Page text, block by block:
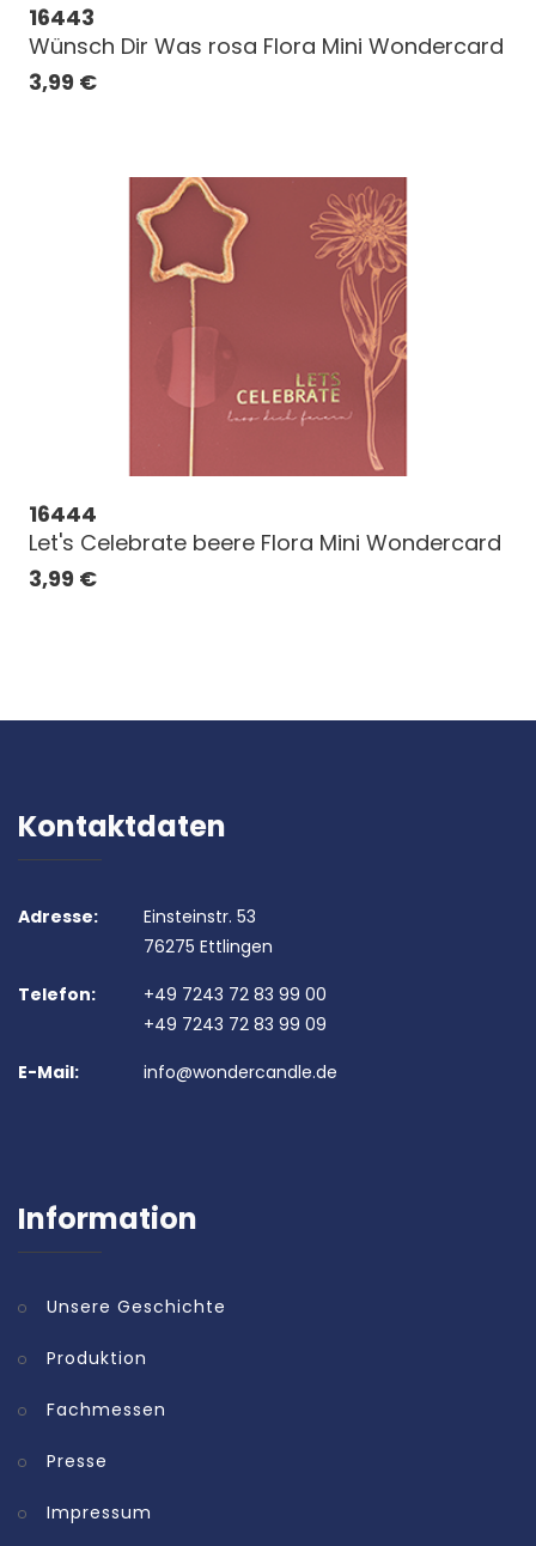
16443
Wünsch Dir Was rosa Flora Mini Wondercard
3,99 €
16444
Let's Celebrate beere Flora Mini Wondercard
3,99 €
Kontaktdaten
Adresse:
Einsteinstr. 53
76275 Ettlingen
Telefon:
+49 7243 72 83 99 00
+49 7243 72 83 99 09
E-Mail:
info@wondercandle.de
Information
Unsere Geschichte
Produktion
Fachmessen
Presse
Impressum